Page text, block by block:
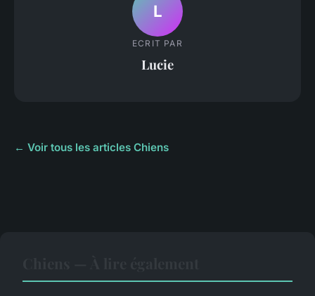
L
ECRIT PAR
Lucie
← Voir tous les articles Chiens